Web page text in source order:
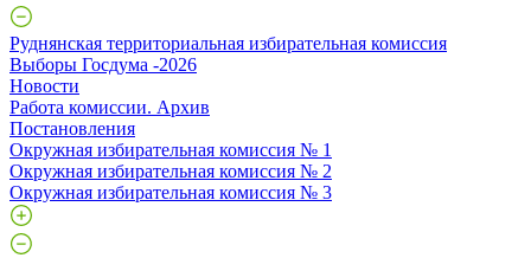
Руднянская территориальная избирательная комиссия
Выборы Госдума -2026
Новости
Работа комиссии. Архив
Постановления
Окружная избирательная комиссия № 1
Окружная избирательная комиссия № 2
Окружная избирательная комиссия № 3